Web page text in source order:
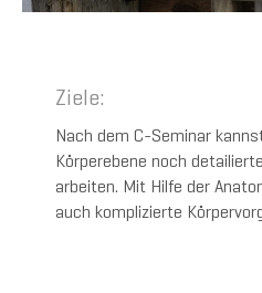
Ziele:
Nach dem C-Seminar
Körperebene noch
arbeiten. Mit Hilfe der
auch komplizierte